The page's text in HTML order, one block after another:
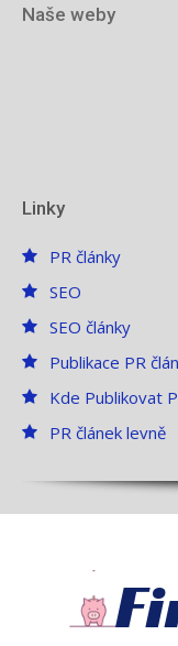
Naše weby
Linky
PR články
SEO
SEO články
Publikace PR
Kde Publikovat
PR článek levně